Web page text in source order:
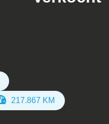
217.867 KM